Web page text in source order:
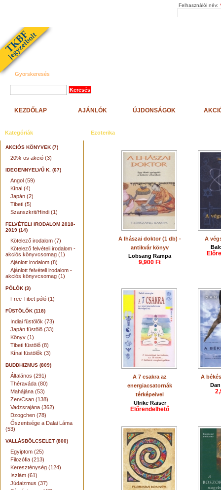
Felhasználói név:
Gyorskeresés
KEZDŐLAP AJÁNLÓK ÚJDONSÁGOK
Kategóriák
AKCIÓS KÖNYVEK (7)
20%-os akció (3)
IDEGENNYELVŰ K. (67)
Angol (59)
Kínai (4)
Japán (2)
Tibeti (5)
Szanszkrit/Hindi (1)
FELVÉTELI IRODALOM 2018-
2019 (14)
Kötelező irodalom (7)
Kötelező felvételi irodalom -
akciós könyvcsomag (1)
Ajánlott irodalom (8)
Ajánlott felvételi irodalom -
akciós könyvcsomag (1)
PÓLÓK (3)
Free Tibet póló (1)
FÜSTÖLŐK (118)
Indiai füstölők (73)
Japán füstölő (33)
Könyv (1)
Tibeti füstölő (8)
Kínai füstölők (3)
BUDDHIZMUS (809)
Általános (291)
Théraváda (80)
Mahájána (53)
Zen/Csan (138)
Vadzsrajána (362)
Dzogchen (78)
Őszentsége a Dalai Láma
(53)
VALLÁSBÖLCSELET (800)
Egyiptom (25)
Filozófia (213)
Kereszténység (124)
Iszlám (61)
Júdaizmus (37)
Ezoterika
A lhászai doktor (1 db) -
antikvár könyv
Lobsang Rampa
9,900 Ft
A
A 7 csakra az
energiacsatornák
térképeivel
Ulrike Raiser
Előrendelhető
A